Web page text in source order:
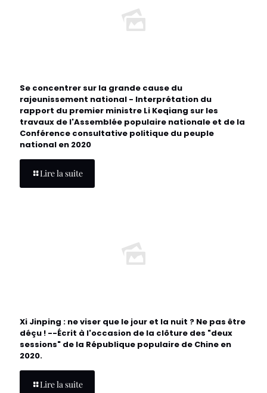
Se concentrer sur la grande cause du
rajeunissement national - Interprétation du
rapport du premier ministre Li Keqiang sur les
travaux de l'Assemblée populaire nationale et de la
Conférence consultative politique du peuple
national en 2020
Lire la suite
Xi Jinping : ne viser que le jour et la nuit ? Ne pas être
déçu ! --Écrit à l'occasion de la clôture des "deux
sessions" de la République populaire de Chine en
2020.
Lire la suite